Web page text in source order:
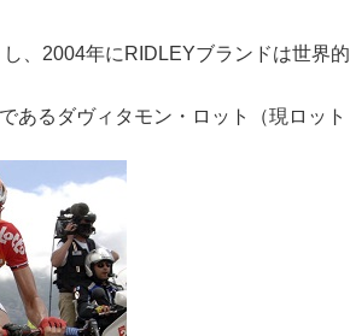
、2004年にRIDLEYブランドは世界
あるダヴィタモン・ロット（現ロッ